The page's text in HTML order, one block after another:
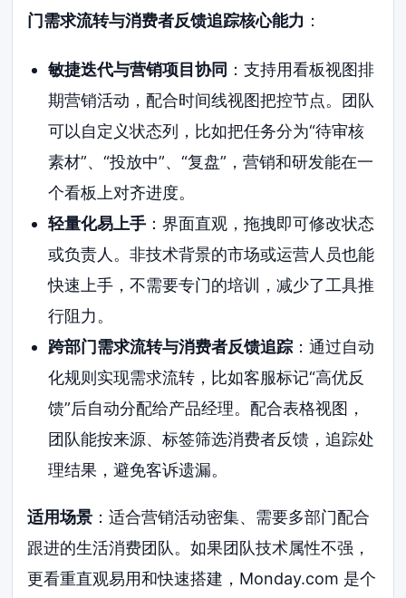
门需求流转与消费者反馈追踪核心能力 ：
敏捷迭代与营销项目协同 ：支持用看板视图排
期营销活动，配合时间线视图把控节点。团队
可以自定义状态列，比如把任务分为“待审核
素材”、“投放中”、“复盘”，营销和研发能在一
个看板上对齐进度。
轻量化易上手：界面直观，拖拽即可修改状态
或负责人。非技术背景的市场或运营人员也能
快速上手，不需要专门的培训，减少了工具推
行阻力。
跨部门需求流转与消费者反馈追踪：通过自动
化规则实现需求流转，比如客服标记“高优反
馈”后自动分配给产品经理。配合表格视图，
团队能按来源、标签筛选消费者反馈，追踪处
理结果，避免客诉遗漏。
适用场景 ：适合营销活动密集、需要多部门配合
跟进的生活消费团队。如果团队技术属性不强，
更看重直观易用和快速搭建，Monday.com 是个